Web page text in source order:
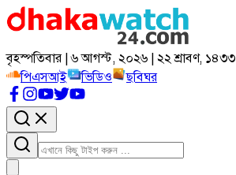
বৃহস্পতিবার | ৬ আগস্ট, ২০২৬ | ২২ শ্রাবণ, ১৪৩৩
পিএসআই
ভিডিও ছবিঘর